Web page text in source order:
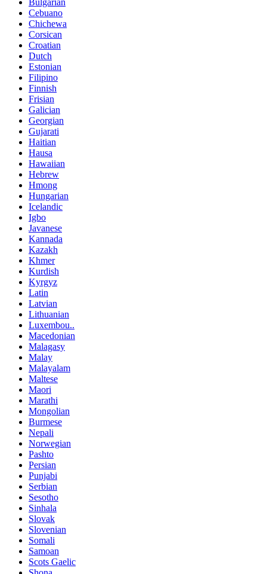
Cebuano
Chichewa
Corsican
Croatian
Dutch
Estonian
Filipino
Finnish
Frisian
Galician
Georgian
Gujarati
Haitian
Hausa
Hawaiian
Hebrew
Hmong
Hungarian
Icelandic
Igbo
Javanese
Kannada
Kazakh
Khmer
Kurdish
Kyrgyz
Latin
Latvian
Lithuanian
Luxembou..
Macedonian
Malagasy
Malay
Malayalam
Maltese
Maori
Marathi
Mongolian
Burmese
Nepali
Norwegian
Pashto
Persian
Punjabi
Serbian
Sesotho
Sinhala
Slovak
Slovenian
Somali
Samoan
Scots Gaelic